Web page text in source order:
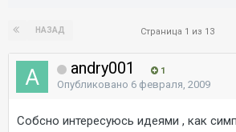
НАЗАД Страница 1 из 13
andry001 1
Опубликовано 6 февраля, 2009
Собсно интересуюсь идеями , как